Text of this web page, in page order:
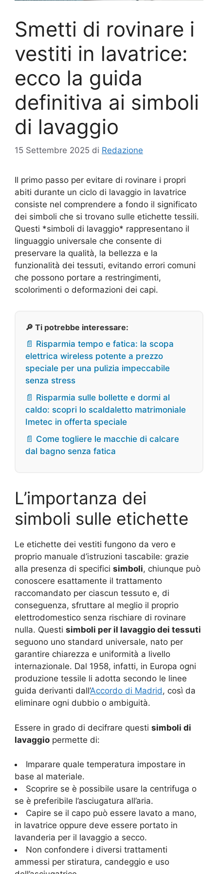
Smetti di rovinare i
vestiti in lavatrice:
ecco la guida
definitiva ai simboli
di lavaggio
15 Settembre 2025 di Redazione
Il primo passo per evitare di rovinare i propri
abiti durante un ciclo di lavaggio in lavatrice
consiste nel comprendere a fondo il significato
dei simboli che si trovano sulle etichette tessili.
Questi *simboli di lavaggio* rappresentano il
linguaggio universale che consente di
preservare la qualità, la bellezza e la
funzionalità dei tessuti, evitando errori comuni
che possono portare a restringimenti,
scolorimenti o deformazioni dei capi.
🔎 Ti potrebbe interessare:
📄 Risparmia tempo e fatica: la scopa
elettrica wireless potente a prezzo
speciale per una pulizia impeccabile
senza stress
📄 Risparmia sulle bollette e dormi al
caldo: scopri lo scaldaletto matrimoniale
Imetec in offerta speciale
📄 Come togliere le macchie di calcare
dal bagno senza fatica
L’importanza dei
simboli sulle etichette
Le etichette dei vestiti fungono da vero e
proprio manuale d’istruzioni tascabile: grazie
alla presenza di specifici simboli, chiunque può
conoscere esattamente il trattamento
raccomandato per ciascun tessuto e, di
conseguenza, sfruttare al meglio il proprio
elettrodomestico senza rischiare di rovinare
nulla. Questi simboli per il lavaggio dei tessuti
seguono uno standard universale, nato per
garantire chiarezza e uniformità a livello
internazionale. Dal 1958, infatti, in Europa ogni
produzione tessile li adotta secondo le linee
guida derivanti dall’Accordo di Madrid, così da
eliminare ogni dubbio o ambiguità.
Essere in grado di decifrare questi simboli di
lavaggio permette di:
Imparare quale temperatura impostare in
base al materiale.
Scoprire se è possibile usare la centrifuga o
se è preferibile l’asciugatura all’aria.
Capire se il capo può essere lavato a mano,
in lavatrice oppure deve essere portato in
lavanderia per il lavaggio a secco.
Non confondere i diversi trattamenti
ammessi per stiratura, candeggio e uso